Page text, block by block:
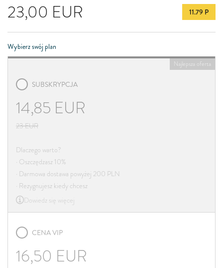
23,00 EUR 11.79 P
Wybierz swój plan
Najlepsza oferta
SUBSKRYPCJA
14,85 EUR
23EUR
Dlaczego warto?
· Oszczędzasz 10%
· Darmowa dostawa powyżej 200 PLN
· Rezygnujesz kiedy chcesz
Dowiedz się więcej
CENA VIP
16,50 EUR